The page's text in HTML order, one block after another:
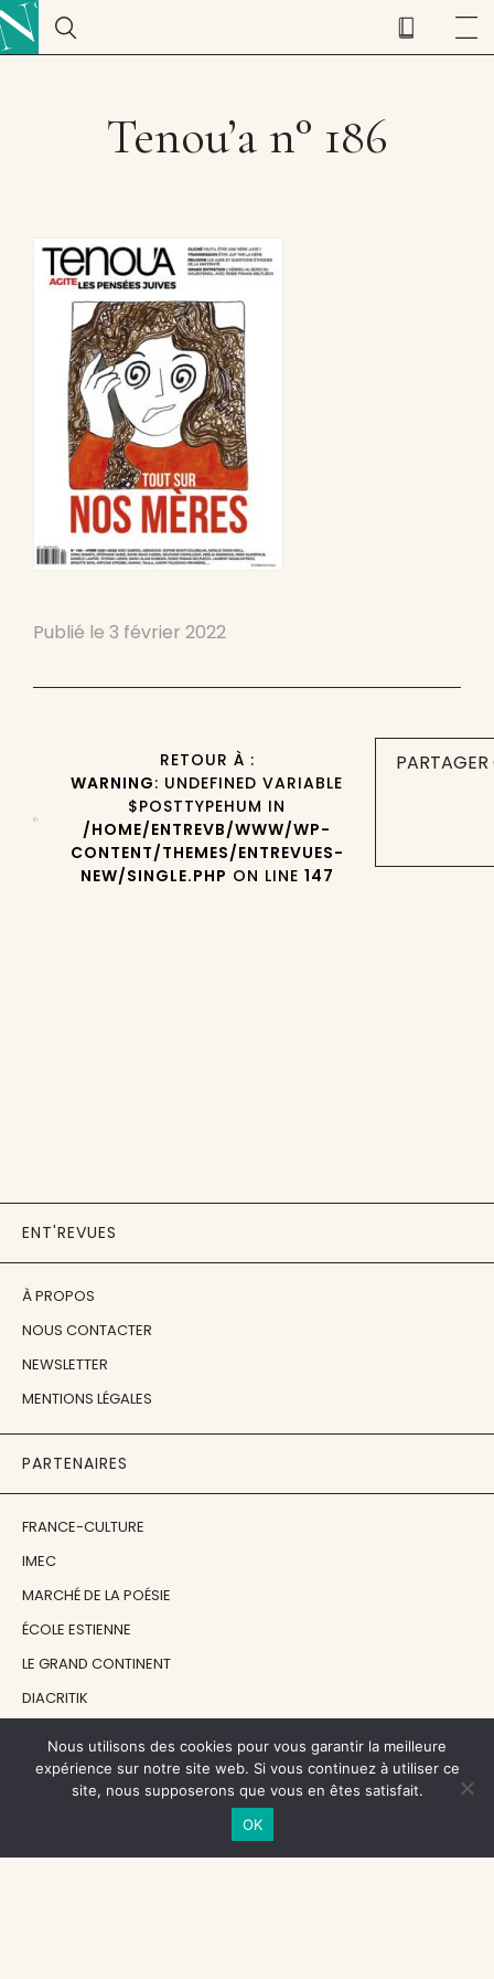
Tenou’a n° 186
Publié le 3 février 2022
RETOUR À :
WARNING: UNDEFINED VARIABLE
$POSTTYPEHUM IN
/HOME/ENTREVB/WWW/WP-
CONTENT/THEMES/ENTREVUES-
NEW/SINGLE.PHP ON LINE 147
ENT'REVUES
À PROPOS
NOUS CONTACTER
NEWSLETTER
MENTIONS LÉGALES
PARTENAIRES
FRANCE-CULTURE
IMEC
MARCHÉ DE LA POÉSIE
ÉCOLE ESTIENNE
LE GRAND CONTINENT
DIACRITIK
NOS SOUTIENS
CENTRE NATIONAL DU LIVRE
Nous utilisons des cookies pour vous garantir la meilleure
expérience sur notre site web. Si vous continuez à utiliser ce
site, nous supposerons que vous en êtes satisfait.
OK